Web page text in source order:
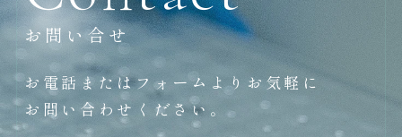
お問い合せ
お電話またはフォームよりお気軽に
お問い合わせください。